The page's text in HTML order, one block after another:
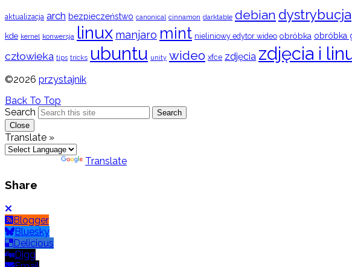
aktualizacja arch bezpieczeństwo canonical cinnamon darktable debian dystrybucja
kde kernel konwersja linux manjaro mint nieliniowy edytor wideo obróbka obróbka
człowieka tips tricks ubuntu unity wideo xfce zdjęcia zdjęcia i
©2026 przystajnik
Back To Top
Search
Search
Close
Translate »
Translate
Share
Blogger
Bluesky
Delicious
Digg